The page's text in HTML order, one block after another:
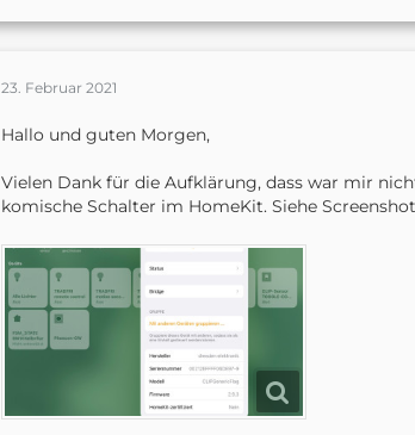
23. Februar 2021
Hallo und guten Morgen,
Vielen Dank für die Aufklärung, dass war mir
komische Schalter im HomeKit. Siehe